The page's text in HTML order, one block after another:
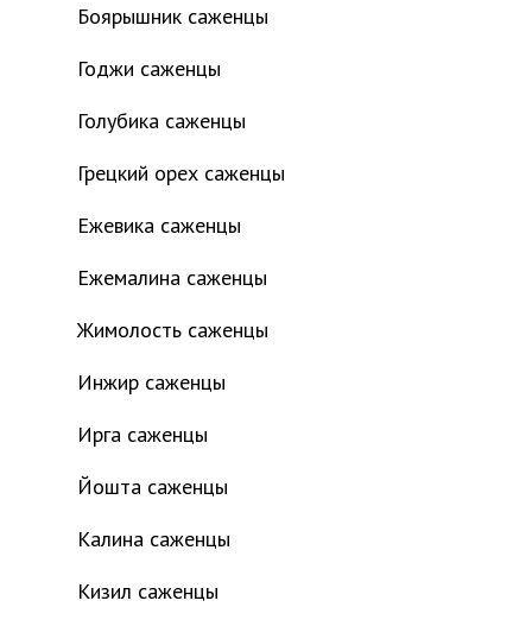
Боярышник саженцы
Годжи саженцы
Голубика саженцы
Грецкий орех саженцы
Ежевика саженцы
Ежемалина саженцы
Жимолость саженцы
Инжир саженцы
Ирга саженцы
Йошта саженцы
Калина саженцы
Кизил саженцы